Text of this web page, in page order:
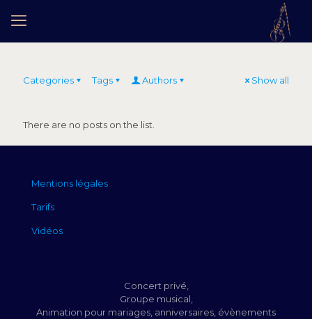
Categories Tags Authors Show all
There are no posts on the list.
Mentions légales
Tarifs
Vidéos
Concert privé,
Groupe musical,
Animation pour mariages, anniversaires, évènements